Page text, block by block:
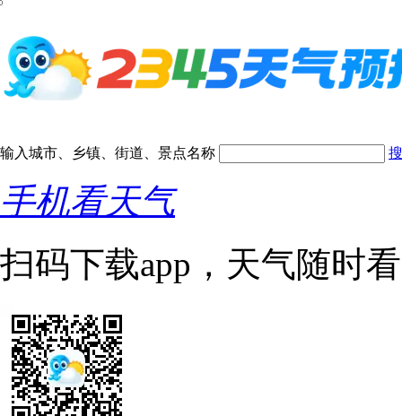
输入城市、乡镇、街道、景点名称
手机看天气
扫码下载app，天气随时看